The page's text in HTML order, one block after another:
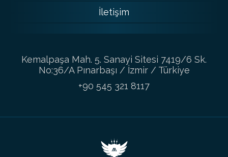
İletişim
Kemalpaşa Mah. 5. Sanayi Sitesi 7419/6 Sk.
No:36/A Pınarbaşı / İzmir / Türkiye
+90 545 321 8117